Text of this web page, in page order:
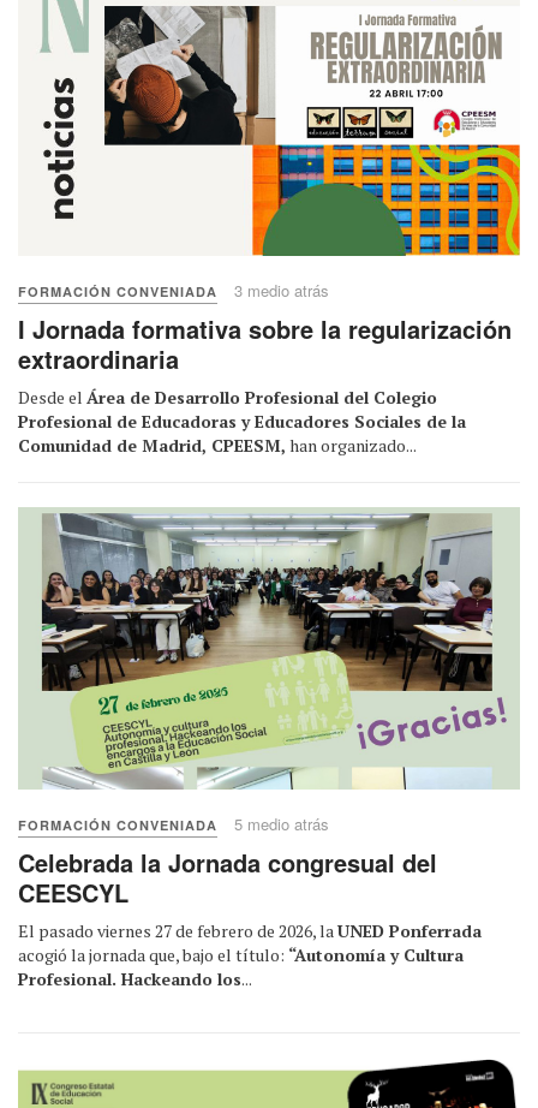
FORMACIÓN CONVENIADA 3 medio atrás
I Jornada formativa sobre la regularización
extraordinaria
Desde el Área de Desarrollo Profesional del Colegio
Profesional de Educadoras y Educadores Sociales de la
Comunidad de Madrid, CPEESM, han organizado...
FORMACIÓN CONVENIADA 5 medio atrás
Celebrada la Jornada congresual del
CEESCYL
El pasado viernes 27 de febrero de 2026, laUNED Ponferrada
acogió la jornada que, bajo el título: “Autonomía y Cultura
Profesional. Hackeando los...